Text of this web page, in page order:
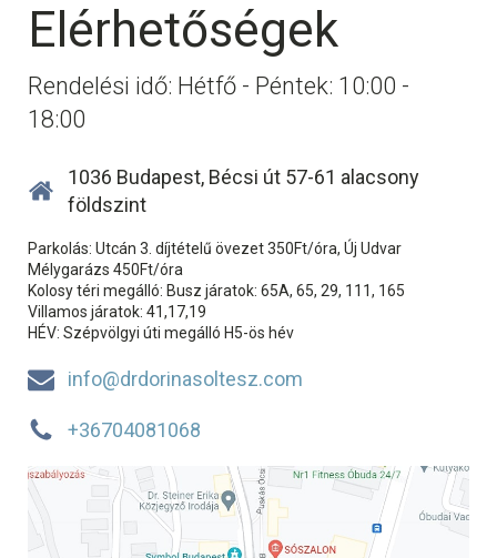
Elérhetőségek
Rendelési idő: Hétfő - Péntek: 10:00 -
18:00
1036 Budapest, Bécsi út 57-61 alacsony
földszint
Parkolás: Utcán 3. díjtételű övezet 350Ft/óra, Új Udvar
Mélygarázs 450Ft/óra
Kolosy téri megálló: Busz járatok: 65A, 65, 29, 111, 165
Villamos járatok: 41,17,19
HÉV: Szépvölgyi úti megálló H5-ös hév
info@drdorinasoltesz.com
+36704081068